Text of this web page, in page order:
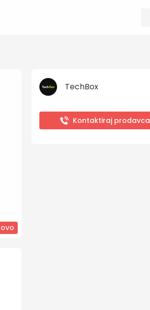
TechBox
Kontaktiraj prodavca